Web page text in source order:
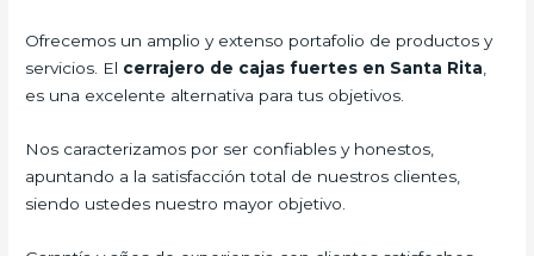
Ofrecemos un amplio y extenso portafolio de productos y
servicios. El cerrajero de cajas fuertes en Santa Rita
es una excelente alternativa para tus objetivos.
Nos caracterizamos por ser confiables y honestos,
apuntando a la satisfacción total de nuestros clientes,
siendo ustedes nuestro mayor objetivo.